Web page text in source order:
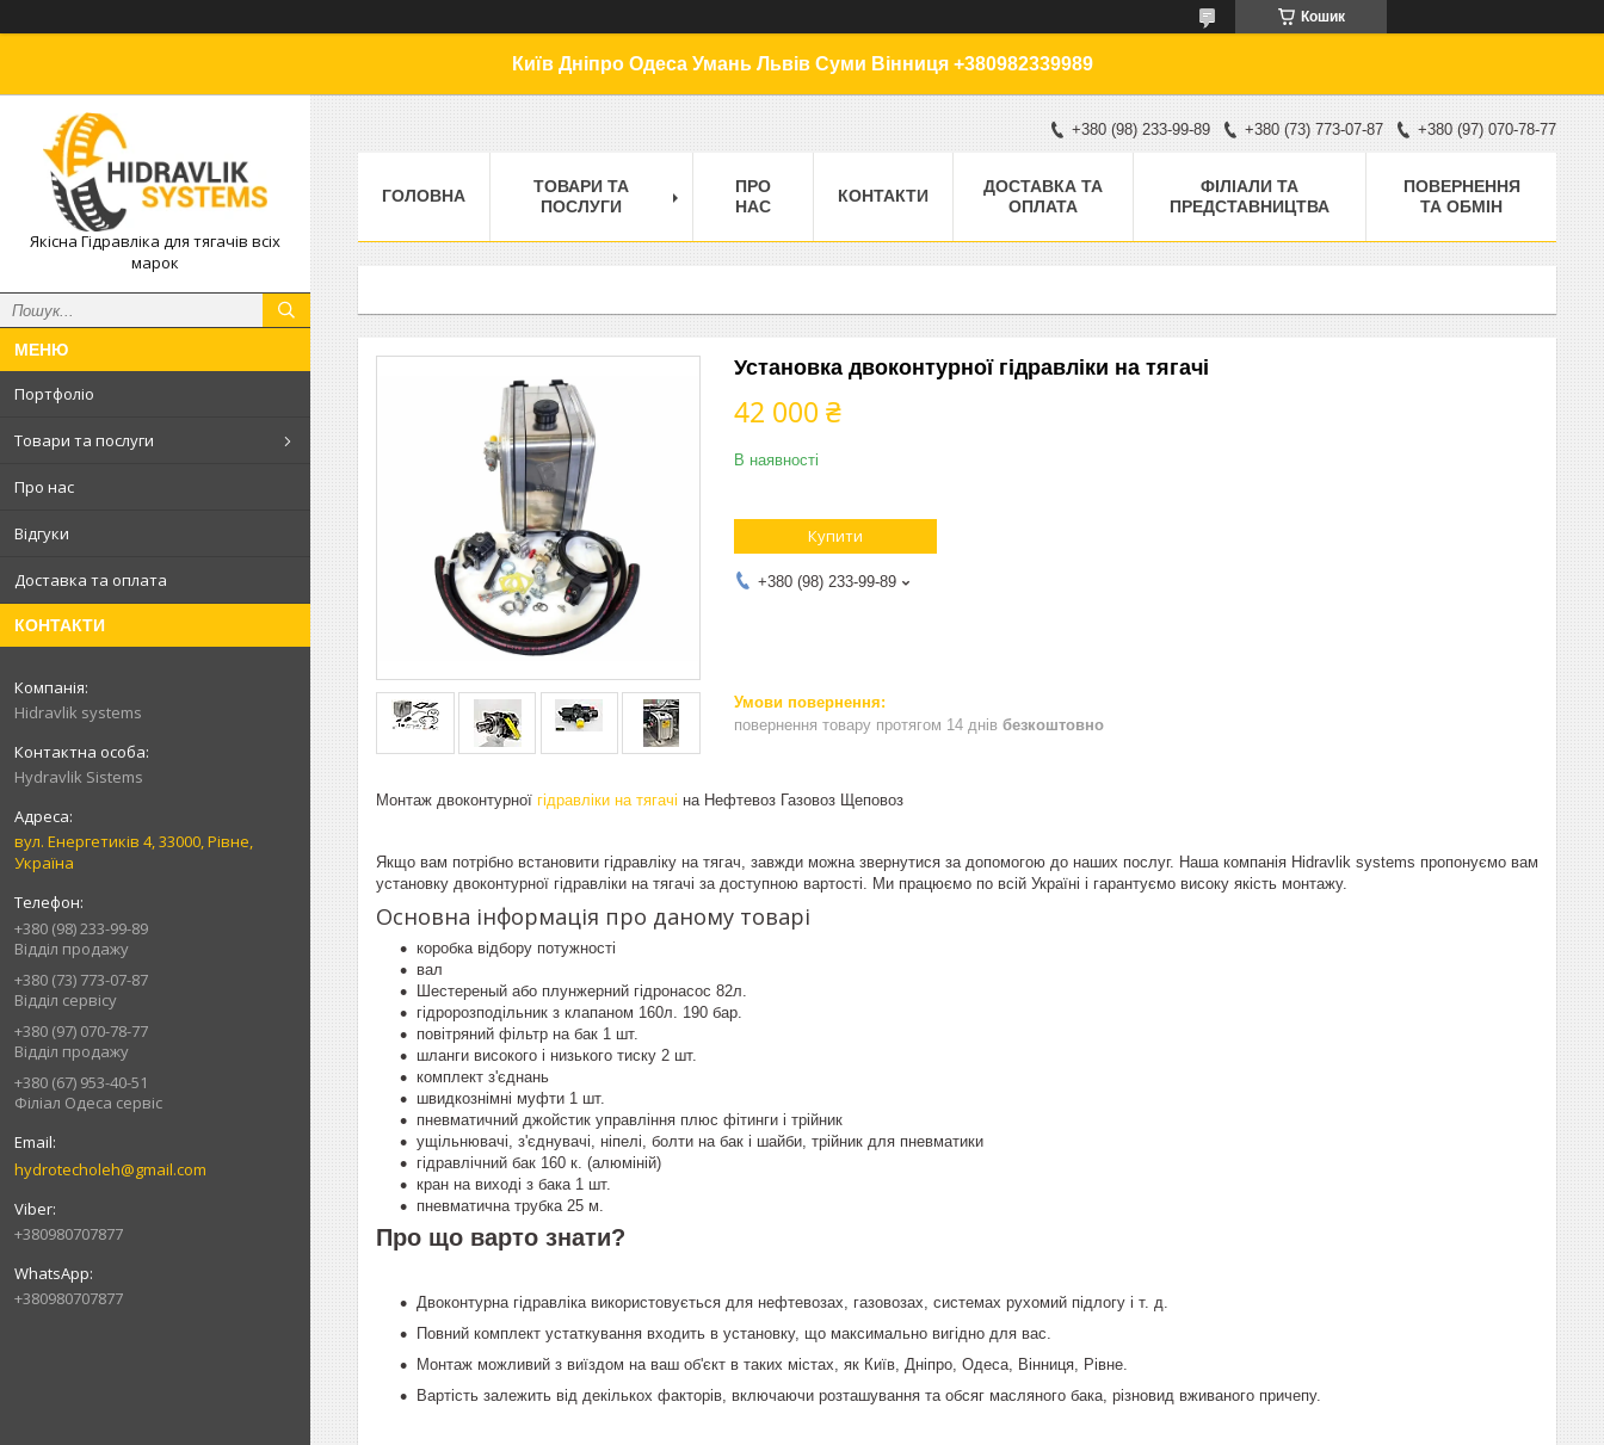
Кошик
Київ Дніпро Одеса Умань Львів Суми Вінниця +380982339989
Якісна Гідравліка для тягачів всіх
марок
Портфоліо
Товари та послуги
Про нас
Відгуки
Доставка та оплата
КОНТАКТИ
Hidravlik sуstems
Hydravlik Sistems
вул. Енергетиків 4, 33000, Рівне,
Україна
+380 (98) 233-99-89
Відділ продажу
+380 (73) 773-07-87
Відділ сервісу
+380 (97) 070-78-77
Відділ продажу
+380 (67) 953-40-51
Філіал Одеса сервіс
hydrotecholeh@gmail.com
+380980707877
+380980707877
+380 (98) 233-99-89 +380 (73) 773-07-87 +380 (97) 070-78-77
ГОЛОВНА
ТОВАРИ ТА
ПОСЛУГИ
ПРО
НАС
КОНТАКТИ
ДОСТАВКА ТА
ОПЛАТА
ФІЛІАЛИ ТА
ПРЕДСТАВНИЦТВА
ПОВЕРНЕННЯ
ТА ОБМІН
Установка двоконтурної гідравліки на тягачі
42 000 ₴
В наявності
Купити
+380 (98) 233-99-89
повернення товару протягом 14 днів безкоштовно
Монтаж двоконтурної гідравліки на тягачі на Нефтевоз Газовоз Щеповоз
Якщо вам потрібно встановити гідравліку на тягач, завжди можна звернутися за допомогою до наших послуг. Наша компанія Hidravlik sуstems пропонуємо вам
установку двоконтурної гідравліки на тягачі за доступною вартості. Ми працюємо по всій Україні і гарантуємо високу якість монтажу.
Основна інформація про даному товарі
коробка відбору потужності
вал
Шестереный або плунжерний гідронасос 82л.
гідророзподільник з клапаном 160л. 190 бар.
повітряний фільтр на бак 1 шт.
шланги високого і низького тиску 2 шт.
комплект з'єднань
швидкознімні муфти 1 шт.
пневматичний джойстик управління плюс фітинги і трійник
ущільнювачі, з'єднувачі, ніпелі, болти на бак і шайби, трійник для пневматики
гідравлічний бак 160 к. (алюміній)
кран на виході з бака 1 шт.
пневматична трубка 25 м.
Про що варто знати?
Двоконтурна гідравліка використовується для нефтевозах, газовозах, системах рухомий підлогу і т. д.
Повний комплект устаткування входить в установку, що максимально вигідно для вас.
Монтаж можливий з виїздом на ваш об'єкт в таких містах, як Київ, Дніпро, Одеса, Вінниця, Рівне.
Вартість залежить від декількох факторів, включаючи розташування та обсяг масляного бака, різновид вживаного причепу.